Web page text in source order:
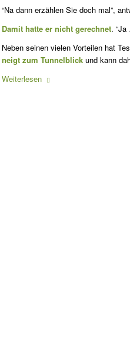
“Na dann erzählen Sie doch mal”,
Damit hatte er nicht gerechnet.
Neben seinen vielen Vorteilen hat
neigt zum Tunnelblick und kann
Weiterlesen